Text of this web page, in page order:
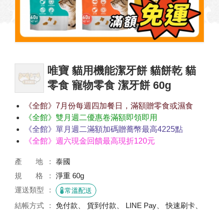
唯寶 貓用機能潔牙餅 貓餅乾 貓
零食 寵物零食 潔牙餅 60g
《全館》7月份每週四加餐日，滿額贈零食或濕食
《全館》雙月週二優惠卷滿額即領即用
《全館》單月週二滿額加碼贈蕎幣最高4225點
《全館》週六現金回饋最高現折120元
產 地
泰國
規 格
淨重 60g
運送類型
常溫配送
結帳方式
免付款、 貨到付款、 LINE Pay、 快速刷卡、